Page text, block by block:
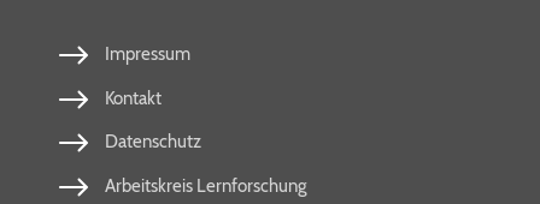
Impressum
Kontakt
Datenschutz
Arbeitskreis Lernforschung